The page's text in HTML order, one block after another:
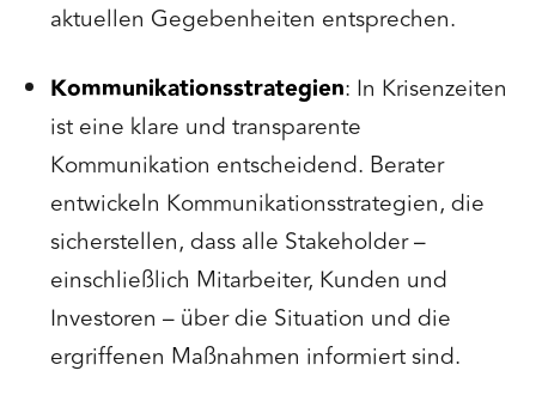
aktuellen Gegebenheiten entsprechen.
Kommunikationsstrategien: In Krisenzeiten
ist eine klare und transparente
Kommunikation entscheidend. Berater
entwickeln Kommunikationsstrategien, die
sicherstellen, dass alle Stakeholder –
einschließlich Mitarbeiter, Kunden und
Investoren – über die Situation und die
ergriffenen Maßnahmen informiert sind.